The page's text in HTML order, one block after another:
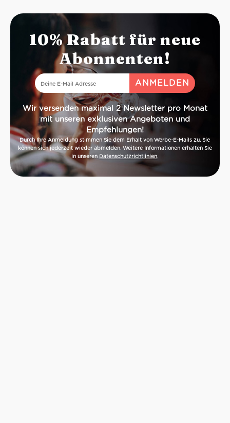
10% Rabatt für neue
Abonnenten!
Wir versenden maximal 2 Newsletter pro Monat
mit unseren exklusiven Angeboten und
Empfehlungen!
Durch Ihre Anmeldung stimmen Sie dem Erhalt von Werbe-E-Mails zu. Sie
können sich jederzeit wieder abmelden. Weitere Informationen erhalten Sie
in unseren Datenschutzrichtlinien.